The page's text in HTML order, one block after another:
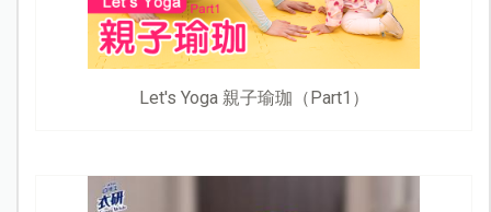
Let's Yoga 親子瑜珈（Part1）